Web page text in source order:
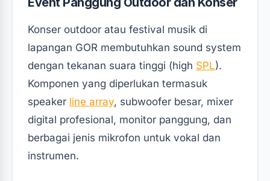
Konser outdoor atau festival musik di
lapangan GOR membutuhkan sound system
dengan tekanan suara tinggi (high SPL).
Komponen yang diperlukan termasuk
speaker line array, subwoofer besar, mixer
digital profesional, monitor panggung, dan
berbagai jenis mikrofon untuk vokal dan
instrumen.